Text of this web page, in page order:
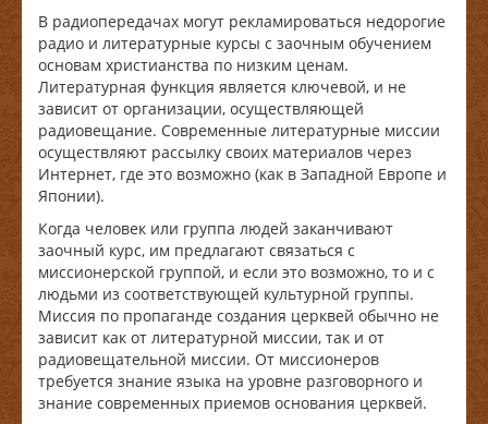
В радиопередачах могут рекламироваться недорогие
радио и литературные курсы с заочным обучением
основам христианства по низким ценам.
Литературная функция является ключевой, и не
зависит от организации, осуществляющей
радиовещание. Современные литературные миссии
осуществляют рассылку своих материалов через
Интернет, где это возможно (как в Западной Европе и
Японии).
Когда человек или группа людей заканчивают
заочный курс, им предлагают связаться с
миссионерской группой, и если это возможно, то и с
людьми из соответствующей культурной группы.
Миссия по пропаганде создания церквей обычно не
зависит как от литературной миссии, так и от
радиовещательной миссии. От миссионеров
требуется знание языка на уровне разговорного и
знание современных приемов основания церквей.